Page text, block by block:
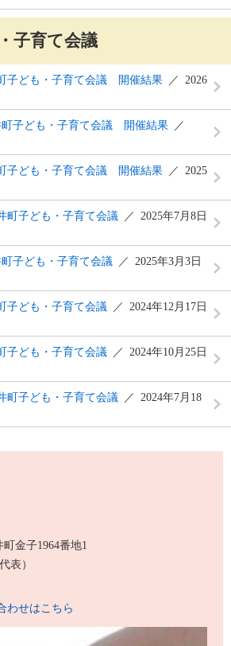
子育て会議
子ども・子育て会議 開催結果
2026
子ども・子育て会議 開催結果
子ども・子育て会議 開催結果
2025
子ども・子育て会議
2025年7月8日
子ども・子育て会議
2025年3月3日
ども・子育て会議
2024年12月17日
ども・子育て会議
2024年10月25日
子ども・子育て会議
2024年7月18
金子1964番地1
代表）
わせはこちら